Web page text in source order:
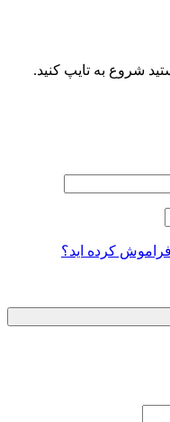
شروع به تایپ کنید.
کرده اید؟